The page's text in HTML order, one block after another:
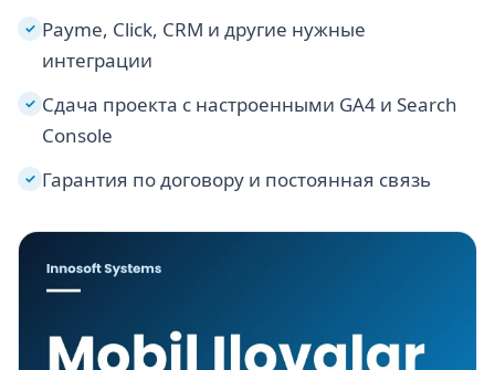
✓ Payme, Click, CRM и другие нужные
интеграции
✓ Сдача проекта с настроенными GA4 и Search
Console
✓ Гарантия по договору и постоянная связь